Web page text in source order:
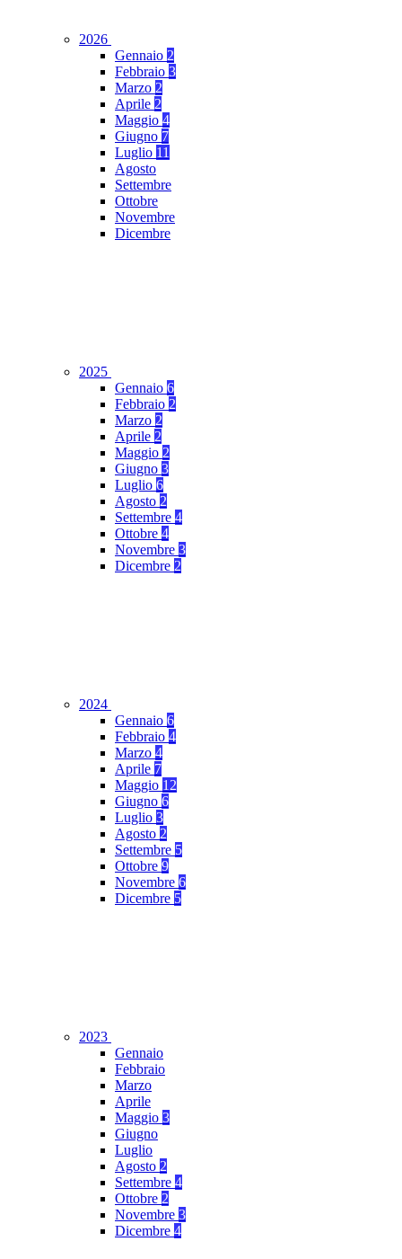
2026
Gennaio 2
Febbraio 3
Marzo 2
Aprile 2
Maggio 4
Giugno 7
Luglio 11
Agosto
Settembre
Ottobre
Novembre
Dicembre
2025
Gennaio 6
Febbraio 2
Marzo 2
Aprile 2
Maggio 2
Giugno 3
Luglio 6
Agosto 2
Settembre 4
Ottobre 4
Novembre 3
Dicembre 2
2024
Gennaio 6
Febbraio 4
Marzo 4
Aprile 7
Maggio 12
Giugno 6
Luglio 3
Agosto 2
Settembre 5
Ottobre 9
Novembre 6
Dicembre 5
2023
Gennaio
Febbraio
Marzo
Aprile
Maggio 3
Giugno
Luglio
Agosto 2
Settembre 4
Ottobre 2
Novembre 3
Dicembre 4